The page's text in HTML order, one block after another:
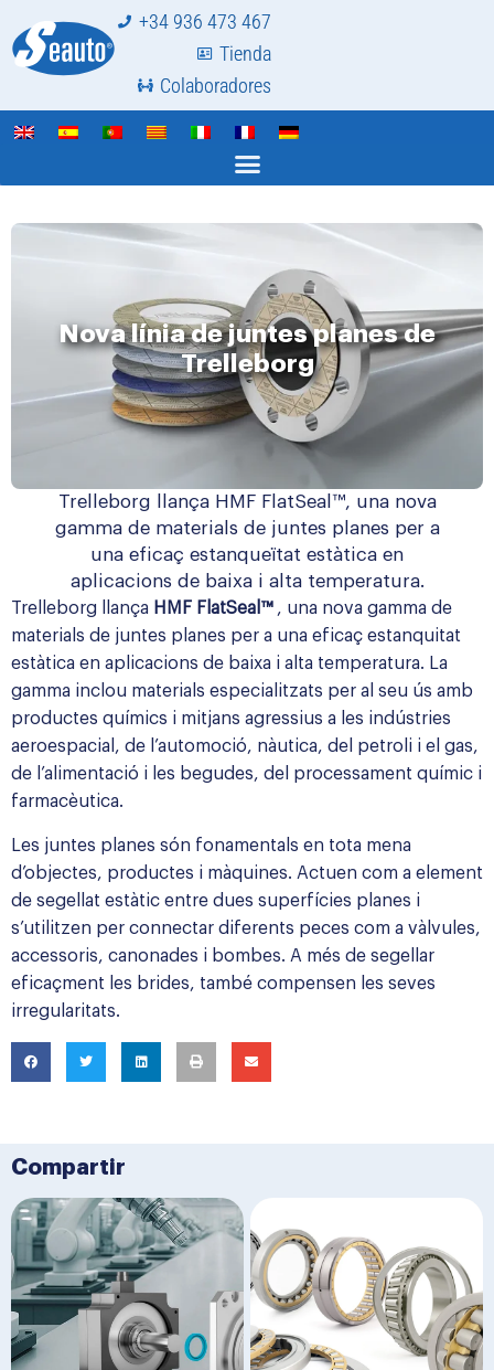
+34 936 473 467
Tienda
Colaboradores
Nova línia de juntes planes de
Trelleborg
Trelleborg llança HMF FlatSeal™, una nova
gamma de materials de juntes planes per a
una eficaç estanqueïtat estàtica en
aplicacions de baixa i alta temperatura.
Trelleborg llança HMF FlatSeal™, una nova gamma de
materials de juntes planes per a una eficaç estanquitat
estàtica en aplicacions de baixa i alta temperatura. La
gamma inclou materials especialitzats per al seu ús amb
productes químics i mitjans agressius a les indústries
aeroespacial, de l’automoció, nàutica, del petroli i el gas,
de l’alimentació i les begudes, del processament químic i
farmacèutica.
Les juntes planes són fonamentals en tota mena
d’objectes, productes i màquines. Actuen com a element
de segellat estàtic entre dues superfícies planes i
s’utilitzen per connectar diferents peces com a vàlvules,
accessoris, canonades i bombes. A més de segellar
eficaçment les brides, també compensen les seves
irregularitats.
Compartir